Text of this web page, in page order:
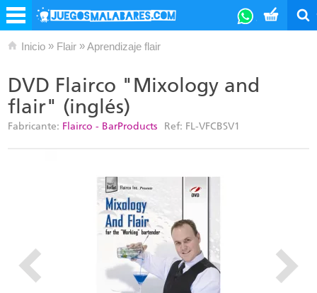
Inicio » Flair »Aprendizaje flair
DVD Flairco "Mixology and
flair" (inglés)
Fabricante: Flairco - BarProducts Ref: FL-VFCBSV1